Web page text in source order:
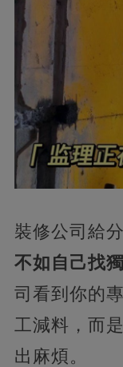
裝修公司給
不如自己找
司看到你的
工減料，而
出麻煩。